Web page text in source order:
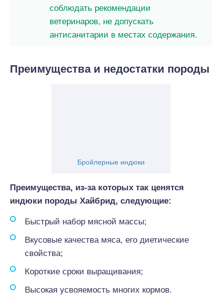
соблюдать рекомендации
ветеринаров, не допускать
антисанитарии в местах содержания.
Преимущества и недостатки породы
Бройлерные индюки
Преимущества, из-за которых так ценятся
индюки породы Хайбрид, следующие:
Быстрый набор мясной массы;
Вкусовые качества мяса, его диетические
свойства;
Короткие сроки выращивания;
Высокая усвояемость многих кормов.